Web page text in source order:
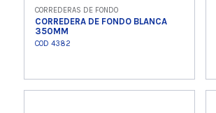
CORREDERAS DE FONDO
CORREDERA DE FONDO BLANCA
350MM
COD 4382